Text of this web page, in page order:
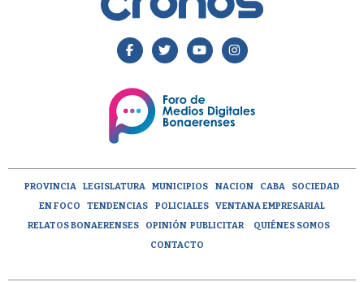
PROVINCIA LEGISLATURA MUNICIPIOS NACION CABA
SOCIEDAD
EN FOCO
TENDENCIAS POLICIALES
VENTANA EMPRESARIAL
RELATOS BONAERENSES
OPINIÓN PUBLICITAR
QUIÉNES SOMOS
CONTACTO